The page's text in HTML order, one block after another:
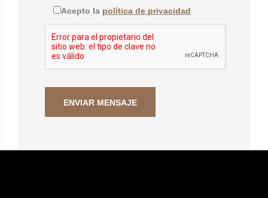
Acepto la política de privacidad